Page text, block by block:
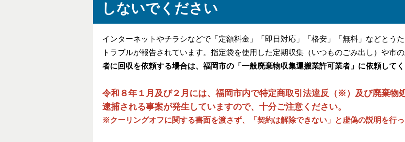
しないでください
インターネットやチラシなどで「定額料金」「即日対応」「格安」「無料」などとう
トラブルが報告されています。指定袋を使用した定期収集（いつものごみ出し）や市の
者に回収を依頼する場合は、福岡市の「一般廃棄物収集運搬業許可業者」に依頼してく
令和８年１月及び２月には、福岡市内で特定商取引法違反（※）及び廃棄物
逮捕される事案が発生していますので、十分ご注意ください。
※クーリングオフに関する書面を渡さず、「契約は解除できない」と虚偽の説明を行っ